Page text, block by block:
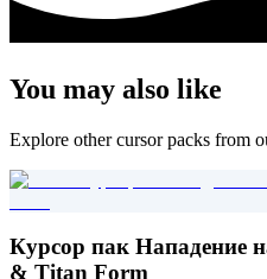
You may also like
Explore other cursor packs from
Курсор пак Нападение
& Titan Form